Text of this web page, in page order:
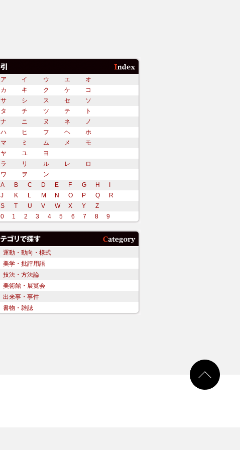
ア イ ウ エ
オ
カ
キ ク ケ
コ
サ
シ ス セ
ソ
タ
チ ツ テ
ト
ナ
ニ ヌ ネ
ノ
ハ
ヒ フ ヘ
ホ
マ
ミ ム メ
モ
ヤ
ユ
ヨ
ラ
リ ル レ
ロ
ワ
ヲ
ン
A
B C D E F G H
I
J
K L M N O P Q
R
S
T U V W X Y
Z
0
1 2 3 4 5 6 7 8 9
運動・動向・様式
美学・批評用語
技法・方法論
美術館・展覧会
出来事・事件
書物・雑誌